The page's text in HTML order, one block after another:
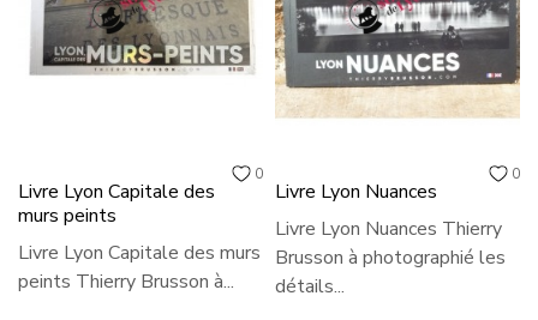
0
Livre Lyon Capitale des
murs peints
Livre Lyon Capitale des murs
peints Thierry Brusson à...
0
Livre Lyon Nuances
Livre Lyon Nuances Thierry
Brusson à photographié les
détails...